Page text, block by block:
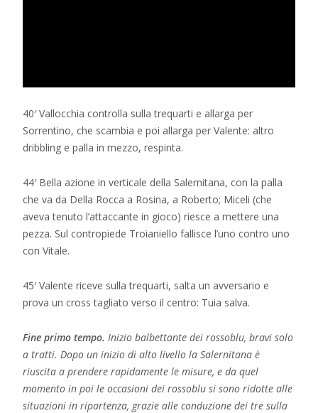
40′ Vallocchia controlla sulla trequarti e allarga per
Sorrentino, che scambia e poi allarga per Valente: altro
dribbling e palla in mezzo, respinta.
44′ Bella azione in verticale della Salernitana, con la palla
che va da Della Rocca a Rosina, a Roberto; Miceli (che
aveva tenuto l’attaccante in gioco) riesce a mettere una
pezza. Sul contropiede Troianiello fallisce l’uno contro uno
con Vitale.
45′ Valente riceve sulla trequarti, salta un avversario e
prova un cross tagliato verso il centro: Tuia salva.
Fine primo tempo. Inizio balbettante dei rossoblu, bravi solo
a tratti. Dopo un inizio di alto livello la Salernitana è
riuscita a prendere rapidamente le misure, e da quel
momento in poi le occasioni dei rossoblu si sono ridotte alle
situazioni in ripartenza, grazie alle conduzione dei tre sulla